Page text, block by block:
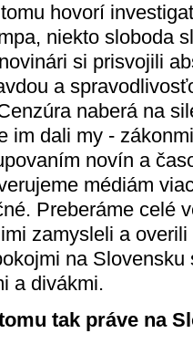
hovorí
niekto sloboda
si prisvojili
a
naberá na
im dali my -
novín a
médiám
Preberáme celé
zamysleli a
na
a divákmi.
tak práve na